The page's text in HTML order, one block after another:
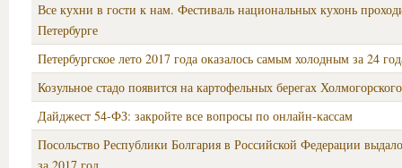
Все кухни в гости к нам. Фестиваль национальных кухонь
Петербурге
Петербургское лето 2017 года оказалось самым холодным за 24
Козульное стадо появится на картофельных берегах
Дайджест 54-ФЗ: закройте все вопросы по онлайн-кассам
Посольство Республики Болгария в Российской Федерации